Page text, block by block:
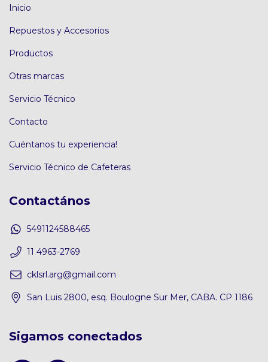
Inicio
Repuestos y Accesorios
Productos
Otras marcas
Servicio Técnico
Contacto
Cuéntanos tu experiencia!
Servicio Técnico de Cafeteras
Contactános
5491124588465
11 4963-2769
cklsrl.arg@gmail.com
San Luis 2800, esq. Boulogne Sur Mer, CABA. CP 1186
Sigamos conectados